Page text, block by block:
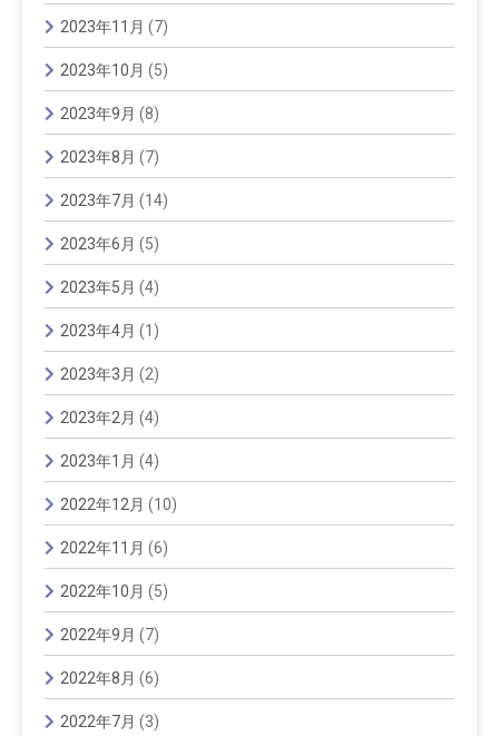
2023年11月 (7)
2023年10月 (5)
2023年9月 (8)
2023年8月 (7)
2023年7月 (14)
2023年6月 (5)
2023年5月 (4)
2023年4月 (1)
2023年3月 (2)
2023年2月 (4)
2023年1月 (4)
2022年12月 (10)
2022年11月 (6)
2022年10月 (5)
2022年9月 (7)
2022年8月 (6)
2022年7月 (3)